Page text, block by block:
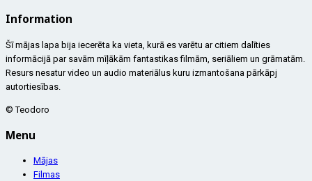
Information
Šī mājas lapa bija iecerēta ka vieta, kurā es varētu ar citiem dalīties
informācijā par savām mīļākām fantastikas filmām, seriāliem un grāmatām.
Resurs nesatur video un audio materiālus kuru izmantošana pārkāpj
autortiesības.
© Teodoro
Menu
Mājas
Filmas